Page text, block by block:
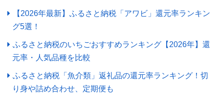
【2026年最新】ふるさと納税「アワビ」還元率ランキン
グ5選！
ふるさと納税のいちごおすすめランキング【2026年】還
元率・人気品種を比較
ふるさと納税「魚介類」返礼品の還元率ランキング！切
り身や詰め合わせ、定期便も